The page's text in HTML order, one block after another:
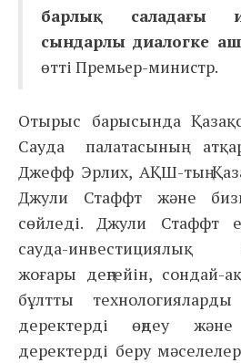
барлық саладағы
сындарлы диалогке
өтті Премьер-министр.
Отырыс барысында
Сауда палатасының
Джефф Эрлих, АҚШ-тың
Джули Стаффт және
сөйледі. Джули Стаффт
сауда-инвестициялық
жоғары деңгейін, сондай-
бұлтты
деректерді өңдеу
деректерді беру